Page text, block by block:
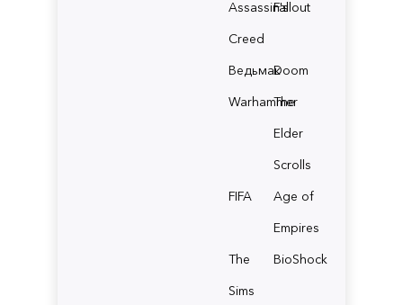
Assassin's
Creed
Fallout
ВедьмакDoom
Warhammer
The
Elder
Scrolls
FIFA
Age of
Empires
The
Sims
BioShock